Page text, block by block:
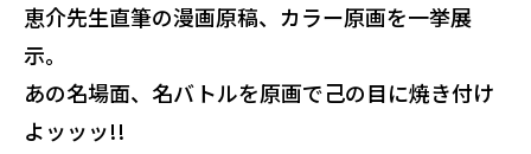
恵介先生直筆の漫画原稿、カラー原画を一挙展
示。
あの名場面、名バトルを原画で己の目に焼き付け
よッッッ!!